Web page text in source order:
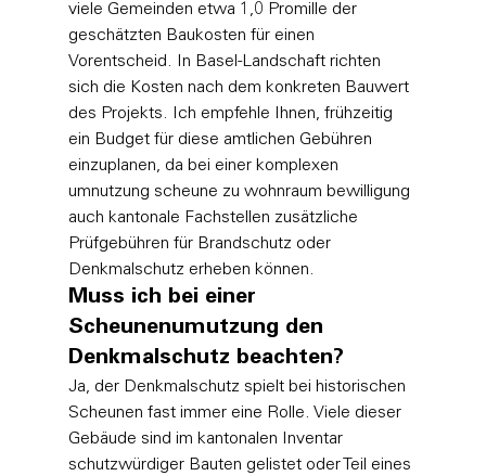
viele Gemeinden etwa 1,0 Promille der
geschätzten Baukosten für einen
Vorentscheid. In Basel-Landschaft richten
sich die Kosten nach dem konkreten Bauwert
des Projekts. Ich empfehle Ihnen, frühzeitig
ein Budget für diese amtlichen Gebühren
einzuplanen, da bei einer komplexen
umnutzung scheune zu wohnraum bewilligung
auch kantonale Fachstellen zusätzliche
Prüfgebühren für Brandschutz oder
Denkmalschutz erheben können.
Muss ich bei einer
Scheunenumutzung den
Denkmalschutz beachten?
Ja, der Denkmalschutz spielt bei historischen
Scheunen fast immer eine Rolle. Viele dieser
Gebäude sind im kantonalen Inventar
schutzwürdiger Bauten gelistet oder Teil eines